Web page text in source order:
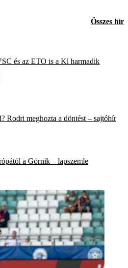
Összes hír
és az ETO is a Kl harmadik
Rodri meghozta a döntést – sajtóhír
a Górnik – lapszemle